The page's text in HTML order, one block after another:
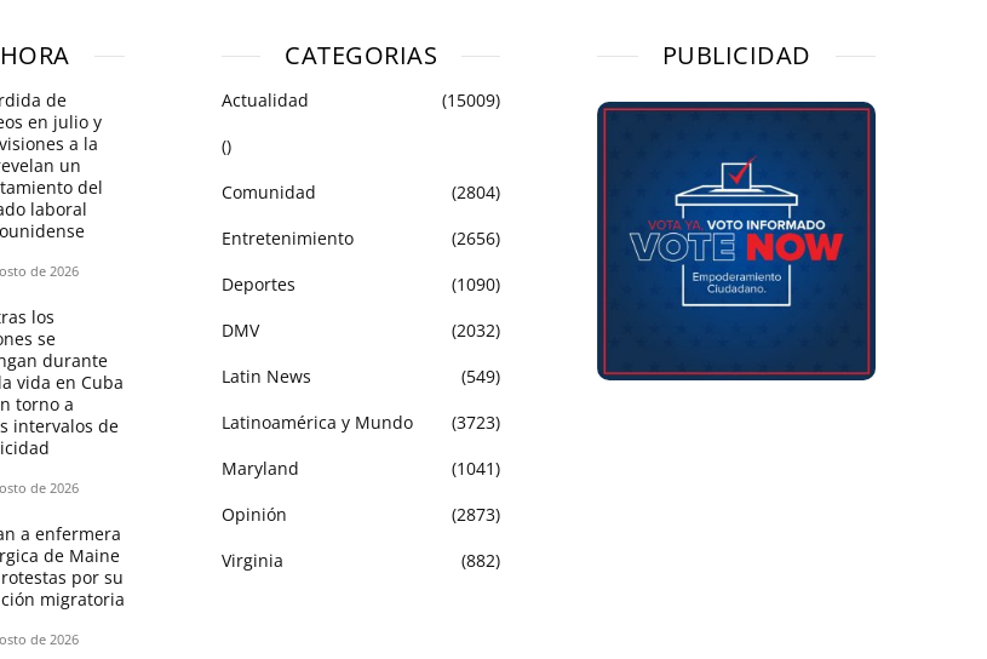
de
en julio y
a la
un
del
laboral
de 2026
los
se
durante
vida en Cuba
torno a
intervalos de
de 2026
a enfermera
de Maine
por su
migratoria
de 2026
CATEGORIAS
Actualidad
(15009)
()
Comunidad
(2804)
Entretenimiento
(2656)
Deportes
(1090)
DMV
(2032)
Latin News
(549)
Latinoamérica y Mundo
(3723)
Maryland
(1041)
Opinión
(2873)
Virginia
(882)
PUBLICIDAD